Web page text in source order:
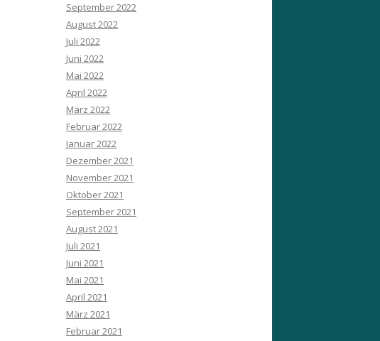
September 2022
August 2022
Juli 2022
Juni 2022
Mai 2022
April 2022
März 2022
Februar 2022
Januar 2022
Dezember 2021
November 2021
Oktober 2021
September 2021
August 2021
Juli 2021
Juni 2021
Mai 2021
April 2021
März 2021
Februar 2021